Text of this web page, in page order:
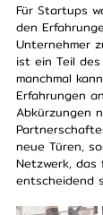
Für Startups
den
Unternehmer
ist ein Teil
manchmal
Erfahrungen
Abkürzungen
neue Türen,
Netzwerk, das
entscheidend